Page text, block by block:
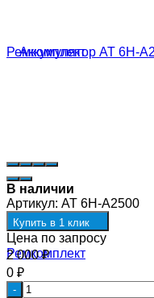
В наличии
Артикул: AT 6H-A2500
Купить в 1 клик
Цена по запросу
2 000₽
0 ₽
-